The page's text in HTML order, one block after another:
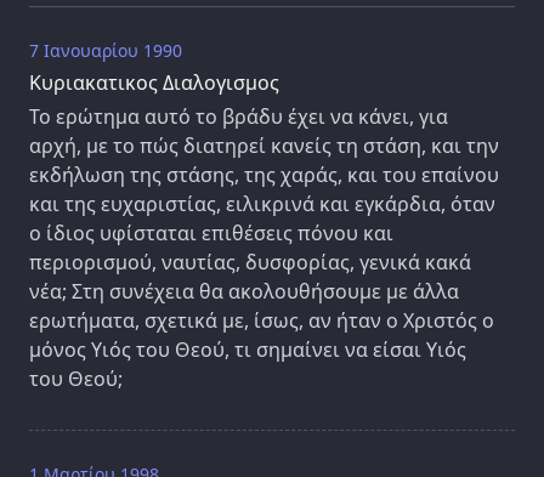
7 Ιανουαρίου 1990
Κυριακατικος Διαλογισμος
Το ερώτημα αυτό το βράδυ έχει να κάνει, για
αρχή, με το πώς διατηρεί κανείς τη στάση, και την
εκδήλωση της στάσης, της χαράς, και του επαίνου
και της ευχαριστίας, ειλικρινά και εγκάρδια, όταν
ο ίδιος υφίσταται επιθέσεις πόνου και
περιορισμού, ναυτίας, δυσφορίας, γενικά κακά
νέα; Στη συνέχεια θα ακολουθήσουμε με άλλα
ερωτήματα, σχετικά με, ίσως, αν ήταν ο Χριστός ο
μόνος Υιός του Θεού, τι σημαίνει να είσαι Υιός
του Θεού;